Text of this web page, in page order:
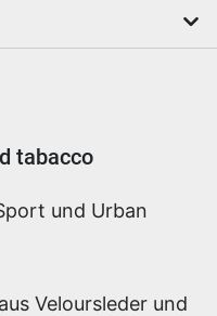
tabacco
und Urban
Veloursleder und